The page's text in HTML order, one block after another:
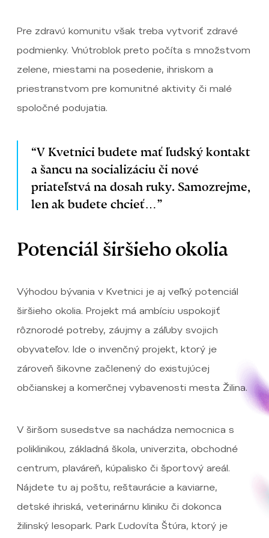
Pre zdravú komunitu však treba vytvoriť zdravé
podmienky. Vnútroblok preto počíta s množstvom
zelene, miestami na posedenie, ihriskom a
priestranstvom pre komunitné aktivity či malé
spoločné podujatia.
“V Kvetnici budete mať ľudský kontakt
a šancu na socializáciu či nové
priateľstvá na dosah ruky. Samozrejme,
len ak budete chcieť…”
Potenciál širšieho okolia
Výhodou bývania v Kvetnici je aj veľký potenciál
širšieho okolia. Projekt má ambíciu uspokojiť
rôznorodé potreby, záujmy a záľuby svojich
obyvateľov. Ide o invenčný projekt, ktorý je
zároveň šikovne začlenený do existujúcej
občianskej a komerčnej vybavenosti mesta Žilina.
V širšom susedstve sa nachádza nemocnica s
poliklinikou, základná škola, univerzita, obchodné
centrum, plaváreň, kúpalisko či športový areál.
Nájdete tu aj poštu, reštaurácie a kaviarne,
detské ihriská, veterinárnu kliniku či dokonca
žilinský lesopark. Park Ľudovíta Štúra, ktorý je